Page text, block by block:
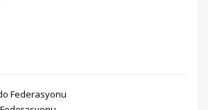
Federasyonu